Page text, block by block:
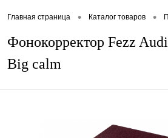
Главная страница • Каталог товаров •
Фонокорректор Fezz
Big calm